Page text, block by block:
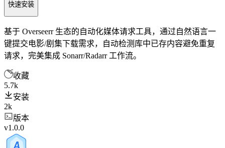
快速安装
基于 Overseerr 生态的自动化媒体请求工具，通过自然语言一
键提交电影/剧集下载需求，自动检测库中已存内容避免重复
请求，完美集成 Sonarr/Radarr 工作流。
收藏
5.7k
安装
2k
版本
v1.0.0